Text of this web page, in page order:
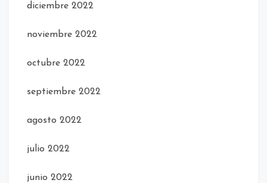
diciembre 2022
noviembre 2022
octubre 2022
septiembre 2022
agosto 2022
julio 2022
junio 2022